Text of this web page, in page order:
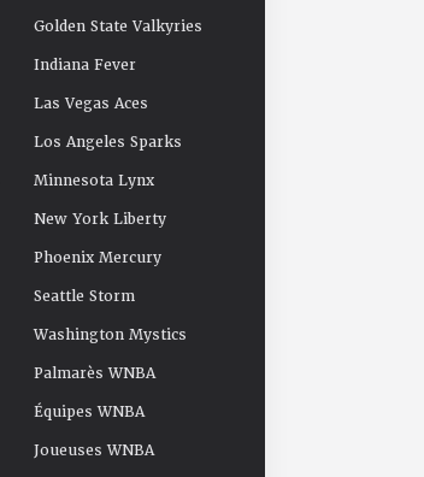
Golden State Valkyries
Indiana Fever
Las Vegas Aces
Los Angeles Sparks
Minnesota Lynx
New York Liberty
Phoenix Mercury
Seattle Storm
Washington Mystics
Palmarès WNBA
Équipes WNBA
Joueuses WNBA